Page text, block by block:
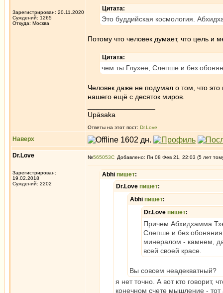
Зарегистрирован: 20.11.2020
Суждений: 1265
Откуда: Москва
Цитата:
Это буддийская космология.
Потому что человек думает, что цель и
Цитата:
чем ты Глухее, Слепше и без
Человек даже не подумал о том, что это
нашего ещё с десяток миров.
Upāsaka
Ответы на этот пост: Dr.Love
Наверх
Dr.Love
Зарегистрирован:
19.02.2018
Суждений: 2202
№565053 Добавлено: Пн 08 Фев 21, 22:03 (5 лет
Abhi пишет:
Dr.Love пишет:
Abhi пишет:
Dr.Love пишет:
Причем Абхидхамма
Слепше и без
минералом - камнем,
всей своей красе.
Вы совсем неадекватный?
я нет точно. А вот кто говорит,
конечном счете мышление -